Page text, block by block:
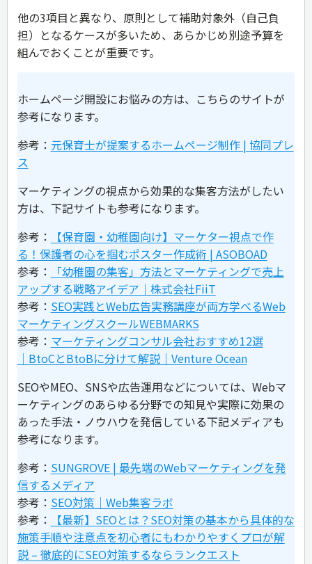
他の3項目と異なり、原則として補助対象外（自己負
担）となるケースが多いため、あらかじめ別途予算を
組んでおくことが重要です。
ホームページ開設にお悩みの方は、こちらのサイトが
参考になります。
参考： 元保育士が提案するホームページ制作 | 協同プレ
ス
マーケティングの視点から効果的な集客方法がしたい
方は、下記サイトも参考になります。
参考：
【保育園・幼稚園向け】マーケター視点で作
る！保護者の心を掴むポスター作成術 | ASOBOAD
参考：
「幼稚園の集客」方法とマーケティングで売上
アップする戦略アイデア｜株式会社FiiT
参考： SEO実践とWeb広告実務講座が両方学べるWeb
マーケティングスクールWEBMARKS
参考： マーケティングコンサル会社おすすめ12選
│BtoCとBtoBに分けて解説｜Venture Ocean
SEOやMEO、SNSや広告運用などについては、Webマ
ーケティングのあらゆる分野での知見や実際に効果の
あった手法・ノウハウを発信している下記メディアも
参考になります。
参考： SUNGROVE | 最先端のWebマーケティングを発
信するメディア
参考： SEO対策｜Web集客ラボ
参考：
【最新】SEOとは？SEO対策の基本から具体的な
施策手順や注意点を初心者にもわかりやすくプロが解
説 – 徹底的にSEO対策するならランクエスト